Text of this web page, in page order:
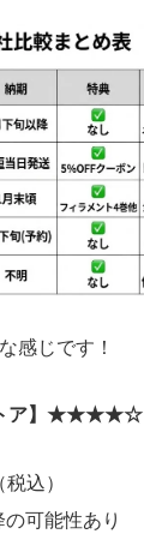
感じです！
トア】★★★★☆
込）
可能性あり